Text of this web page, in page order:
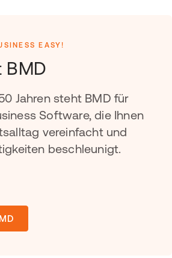
EASY!
BMD
Jahren steht BMD für
Software, die Ihnen
vereinfacht und
beschleunigt.